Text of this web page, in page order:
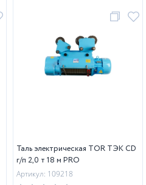
Таль электрическая TOR ТЭК CD
г/п 2,0 т 18 м PRO
Артикул: 109218